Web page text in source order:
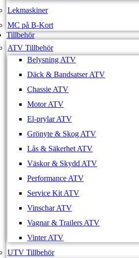
Lekmaskiner
MC på B-Kort
Tillbehör
ATV Tillbehör
Belysning ATV
Däck & Bandsatser ATV
Chassie ATV
Motor ATV
El-prylar ATV
Grönyte & Skog ATV
Lås & Säkerhet ATV
Väskor & Skydd ATV
Performance ATV
Service Kit ATV
Vinschar ATV
Vagnar & Trailers ATV
Vinter ATV
UTV Tillbehör